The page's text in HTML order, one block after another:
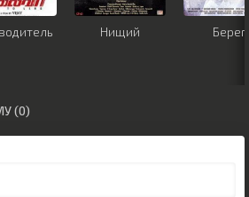
Нищий Берег
(0)